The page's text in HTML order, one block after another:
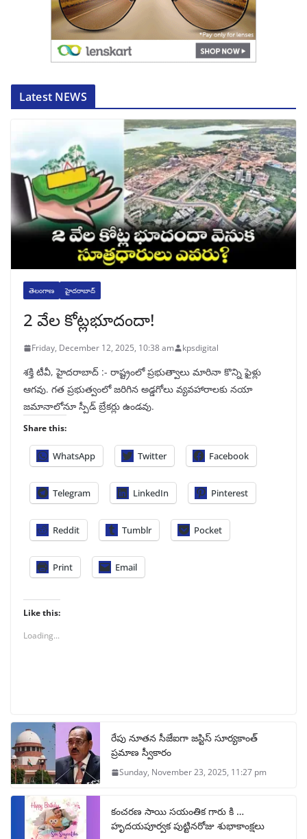
Latest NEWS
తెలంగాణ హైదరాబాద్
2 వేల కోట్లభూదందా!
Friday, December 12, 2025, 10:38 am kpsdigital
శక్తి టీవీ, హైదరాబాద్‌ :- రాష్ట్రంలో ప్రభుత్వాలు మారినా కొన్ని ఫైళ్లు
ఆగవు. గత ప్రభుత్వంలో జరిగిన అడ్డగోలు వ్యవహారాలకు నయా
జమానాలోనూ స్పీడ్‌ బ్రేకర్లు ఉండవు.
Share this:
WhatsApp Twitter Facebook
Telegram LinkedIn Pinterest
Reddit Tumblr Pocket
Print Email
Like this:
Loading...
రేపు నూతన సీజేఐగా జస్టిస్ సూర్యకాంత్
ప్రమాణ స్వీకారం
Sunday, November 23, 2025, 11:27 pm
కంచరణ సాయి సయంతిక గారు కి …
హృదయపూర్వక పుట్టినరోజు శుభాకాంక్షలు